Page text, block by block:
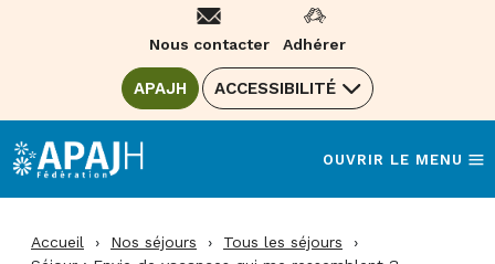
Nous contacter Adhérer
ALLER SUR LE SITE DE LA FÉDÉRATION
APAJH (OUVRE UNE NOUVELLE FENÊTRE)
ACCESSIBILITÉ
OUVRIR LE MENU
Accueil › Nos séjours › Tous les séjours
›